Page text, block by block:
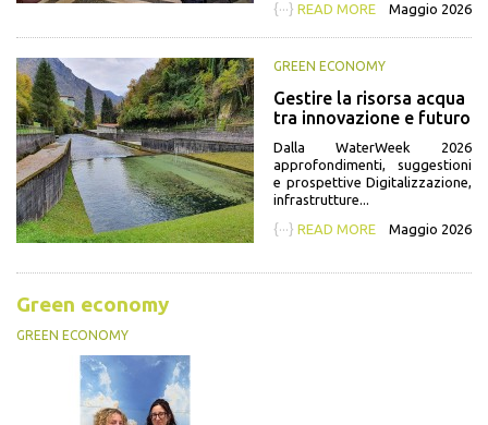
{···} READ MORE Maggio 2026
GREEN ECONOMY
Gestire la risorsa acqua
tra innovazione e futuro
Dalla WaterWeek 2026
approfondimenti, suggestioni
e prospettive Digitalizzazione,
infrastrutture...
{···} READ MORE Maggio 2026
Green economy
GREEN ECONOMY